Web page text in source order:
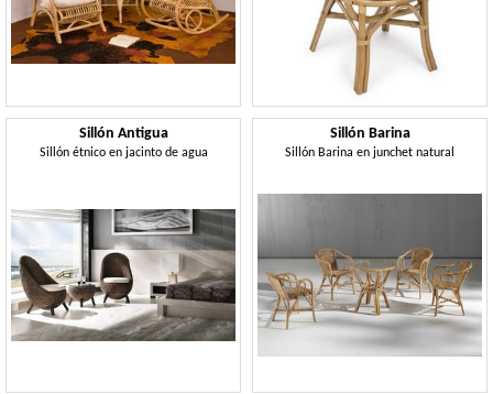
Sillón Antigua
Sillón étnico en jacinto de agua
Sillón Barina
Sillón Barina en junchet natural